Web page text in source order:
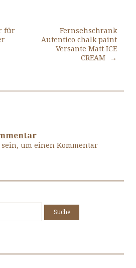
für
Fernsehschrank
Autentico chalk paint
Versante Matt ICE
CREAM
→
sein, um einen Kommentar